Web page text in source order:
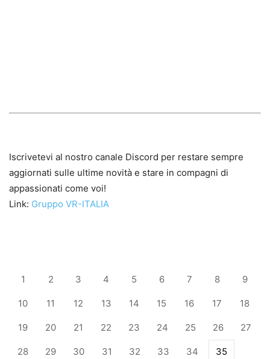
Iscrivetevi al nostro canale Discord per restare sempre
aggiornati sulle ultime novità e stare in compagni di
appassionati come voi!
Link: Gruppo VR-ITALIA
1 2 3 4 5 6 7 8 9
10 11 12 13 14 15 16 17 18
19 20 21 22 23 24 25 26 27
28 29 30 31 32 33 34 35